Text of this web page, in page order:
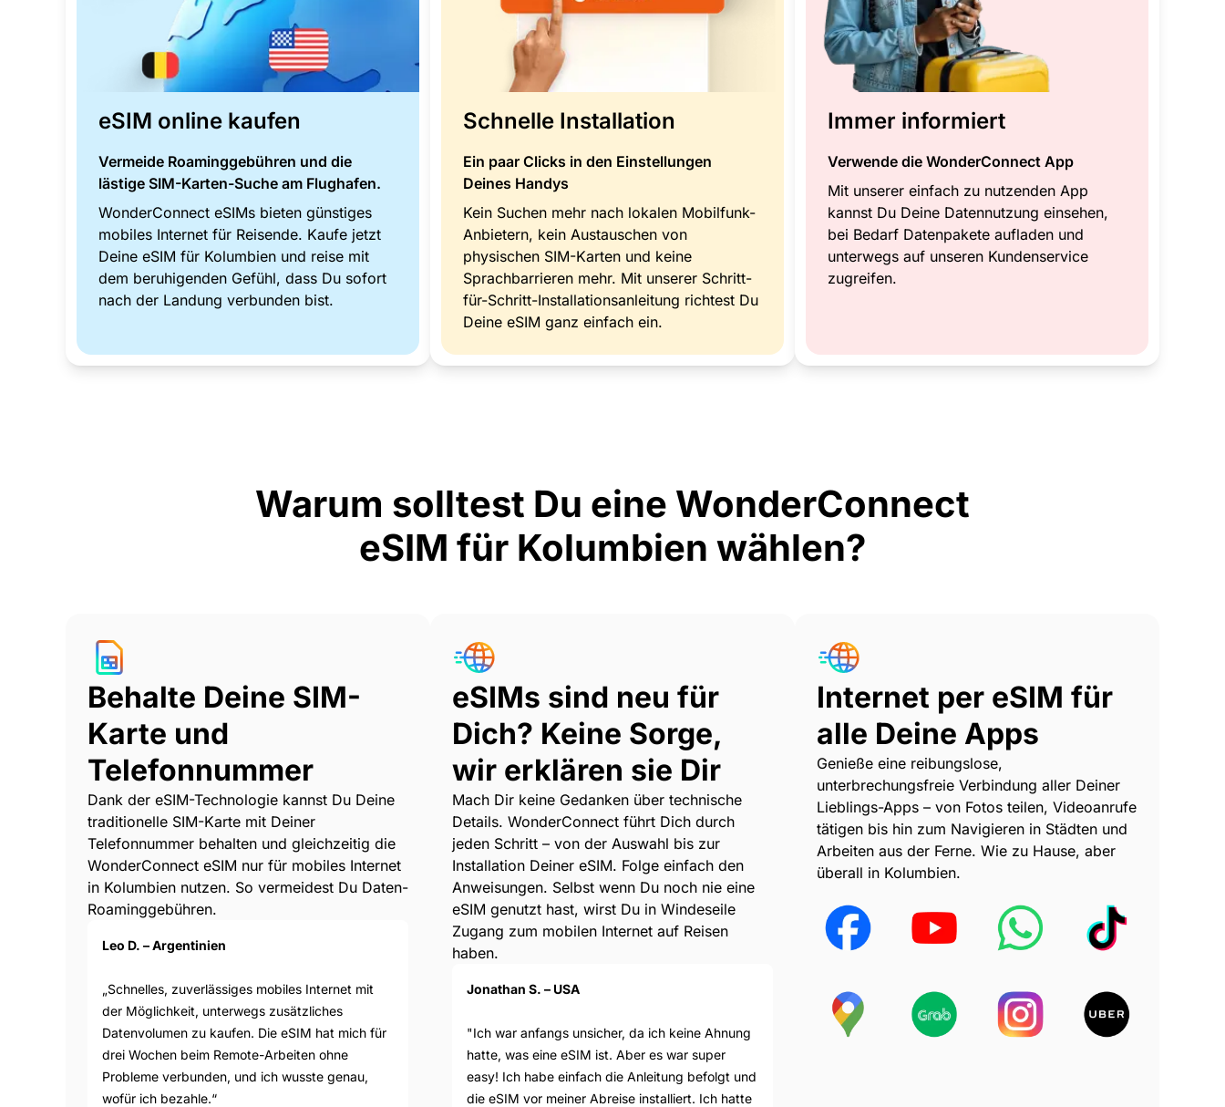
eSIM online kaufen
Vermeide Roaminggebühren und die
lästige SIM-Karten-Suche am Flughafen.
WonderConnect eSIMs bieten günstiges
mobiles Internet für Reisende. Kaufe jetzt
Deine eSIM für Kolumbien und reise mit
dem beruhigenden Gefühl, dass Du sofort
nach der Landung verbunden bist.
Schnelle Installation
Ein paar Clicks in den Einstellungen
Deines Handys
Kein Suchen mehr nach lokalen Mobilfunk-
Anbietern, kein Austauschen von
physischen SIM-Karten und keine
Sprachbarrieren mehr. Mit unserer Schritt-
für-Schritt-Installationsanleitung richtest Du
Deine eSIM ganz einfach ein.
Immer informiert
Verwende die WonderConnect App
Mit unserer einfach zu nutzenden App
kannst Du Deine Datennutzung einsehen,
bei Bedarf Datenpakete aufladen und
unterwegs auf unseren Kundenservice
zugreifen.
Warum solltest Du eine WonderConnect
eSIM für Kolumbien wählen?
Behalte Deine SIM-
Karte und
Telefonnummer
Dank der eSIM-Technologie kannst Du Deine
traditionelle SIM-Karte mit Deiner
Telefonnummer behalten und gleichzeitig die
WonderConnect eSIM nur für mobiles Internet
in Kolumbien nutzen. So vermeidest Du Daten-
Roaminggebühren.
Leo D. – Argentinien
„Schnelles, zuverlässiges mobiles Internet mit
der Möglichkeit, unterwegs zusätzliches
Datenvolumen zu kaufen. Die eSIM hat mich für
drei Wochen beim Remote-Arbeiten ohne
Probleme verbunden, und ich wusste genau,
wofür ich bezahle.“
eSIMs sind neu für
Dich? Keine Sorge,
wir erklären sie Dir
Mach Dir keine Gedanken über technische
Details. WonderConnect führt Dich durch
jeden Schritt – von der Auswahl bis zur
Installation Deiner eSIM. Folge einfach den
Anweisungen. Selbst wenn Du noch nie eine
eSIM genutzt hast, wirst Du in Windeseile
Zugang zum mobilen Internet auf Reisen
haben.
Jonathan S. – USA
"Ich war anfangs unsicher, da ich keine Ahnung
hatte, was eine eSIM ist. Aber es war super
easy! Ich habe einfach die Anleitung befolgt und
die eSIM vor meiner Abreise installiert. Ich hatte
Internet per eSIM für
alle Deine Apps
Genieße eine reibungslose,
unterbrechungsfreie Verbindung aller Deiner
Lieblings-Apps – von Fotos teilen, Videoanrufe
tätigen bis hin zum Navigieren in Städten und
Arbeiten aus der Ferne. Wie zu Hause, aber
überall in Kolumbien.